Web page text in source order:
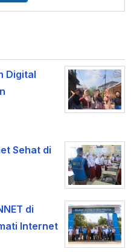
Digital
Sehat di
di
Internet